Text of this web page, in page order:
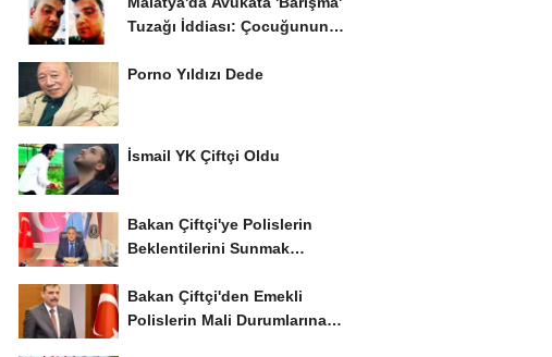
Tuzağı İddiası: Çocuğunun
Porno Yıldızı Dede
İsmail YK Çiftçi Oldu
Bakan Çiftçi'ye Polislerin
Beklentilerini Sunmak
Bakan Çiftçi'den Emekli
Polislerin Mali Durumlarına